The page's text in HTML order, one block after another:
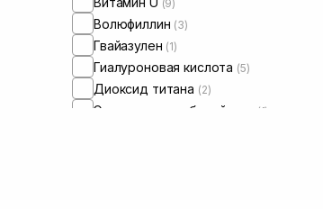
(9)
Волюфиллин (3)
Гвайазулен (1)
Гиалуроновая кислота (5)
Диоксид титана (2)
Экстракт коры белой ивы (1)